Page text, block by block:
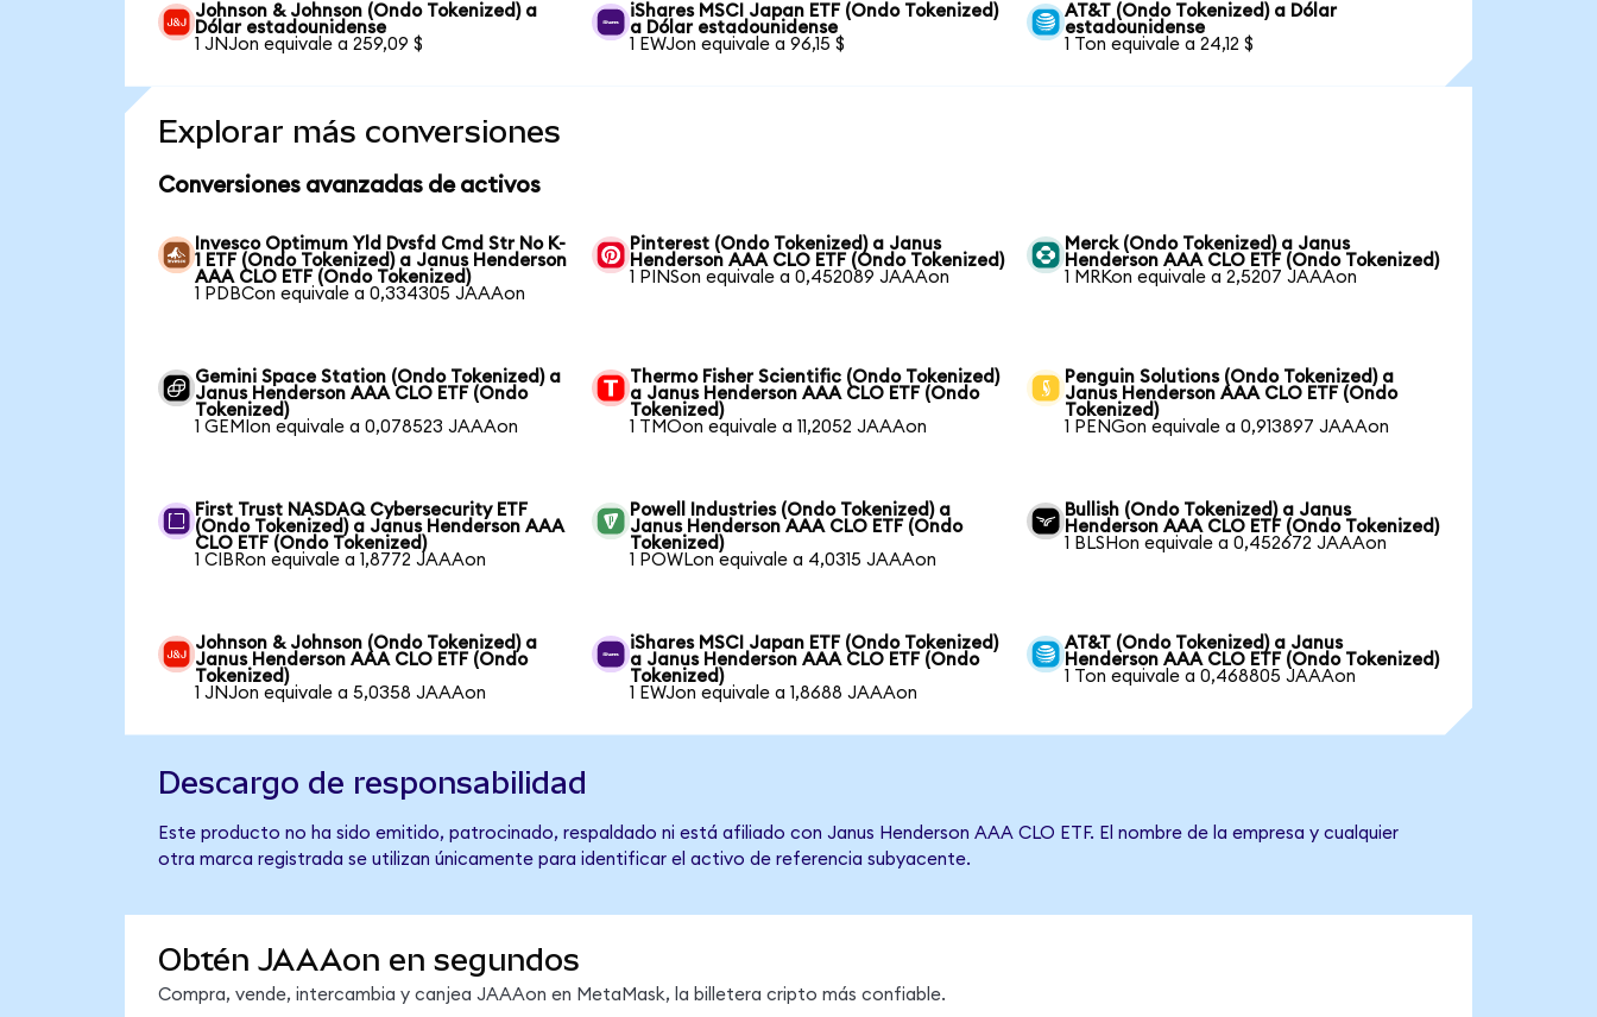
Johnson & Johnson (Ondo Tokenized) a
Dólar estadounidense
1 JNJon equivale a 259,09 $
iShares MSCI Japan ETF (Ondo Tokenized)
a Dólar estadounidense
1 EWJon equivale a 96,15 $
AT&T (Ondo Tokenized) a Dólar
estadounidense
1 Ton equivale a 24,12 $
Explorar más conversiones
Conversiones avanzadas de activos
Invesco Optimum Yld Dvsfd Cmd Str No K-
1 ETF (Ondo Tokenized) a Janus Henderson
AAA CLO ETF (Ondo Tokenized)
1 PDBCon equivale a 0,334305 JAAAon
Pinterest (Ondo Tokenized) a Janus
Henderson AAA CLO ETF (Ondo Tokenized)
1 PINSon equivale a 0,452089 JAAAon
Merck (Ondo Tokenized) a Janus
Henderson AAA CLO ETF (Ondo Tokenized)
1 MRKon equivale a 2,5207 JAAAon
Gemini Space Station (Ondo Tokenized) a
Janus Henderson AAA CLO ETF (Ondo
Tokenized)
1 GEMIon equivale a 0,078523 JAAAon
Thermo Fisher Scientific (Ondo Tokenized)
a Janus Henderson AAA CLO ETF (Ondo
Tokenized)
1 TMOon equivale a 11,2052 JAAAon
Penguin Solutions (Ondo Tokenized) a
Janus Henderson AAA CLO ETF (Ondo
Tokenized)
1 PENGon equivale a 0,913897 JAAAon
First Trust NASDAQ Cybersecurity ETF
(Ondo Tokenized) a Janus Henderson AAA
CLO ETF (Ondo Tokenized)
1 CIBRon equivale a 1,8772 JAAAon
Powell Industries (Ondo Tokenized) a
Janus Henderson AAA CLO ETF (Ondo
Tokenized)
1 POWLon equivale a 4,0315 JAAAon
Bullish (Ondo Tokenized) a Janus
Henderson AAA CLO ETF (Ondo Tokenized)
1 BLSHon equivale a 0,452672 JAAAon
Johnson & Johnson (Ondo Tokenized) a
Janus Henderson AAA CLO ETF (Ondo
Tokenized)
1 JNJon equivale a 5,0358 JAAAon
iShares MSCI Japan ETF (Ondo Tokenized)
a Janus Henderson AAA CLO ETF (Ondo
Tokenized)
1 EWJon equivale a 1,8688 JAAAon
AT&T (Ondo Tokenized) a Janus
Henderson AAA CLO ETF (Ondo Tokenized)
1 Ton equivale a 0,468805 JAAAon
Descargo de responsabilidad
Este producto no ha sido emitido, patrocinado, respaldado ni está afiliado con Janus Henderson AAA CLO ETF. El nombre de la empresa y cualquier
otra marca registrada se utilizan únicamente para identificar el activo de referencia subyacente.
Obtén JAAAon en segundos
Compra, vende, intercambia y canjea JAAAon en MetaMask, la billetera cripto más confiable.